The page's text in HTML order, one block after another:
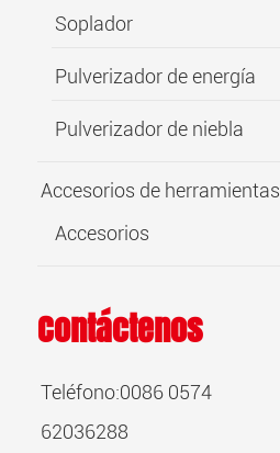
Soplador
Pulverizador de energía
Pulverizador de niebla
Accesorios de herramientas
Accesorios
Contáctenos
Teléfono:0086 0574
62036288